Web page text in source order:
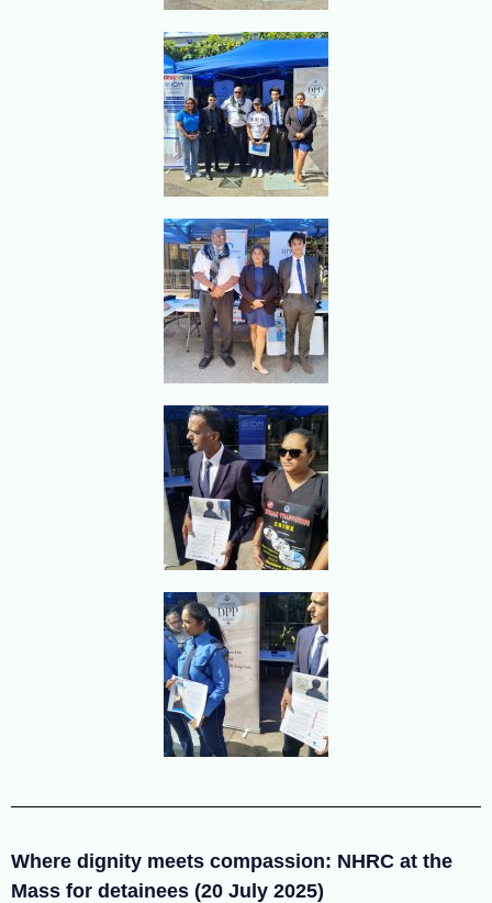
Where dignity meets compassion: NHRC at the
Mass for detainees (20 July 2025)